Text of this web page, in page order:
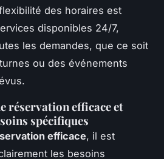
des horaires est
disponibles 24/7,
les demandes, que ce soit
ou des événements
réservation efficace et
spécifiques
efficace, il est
les besoins